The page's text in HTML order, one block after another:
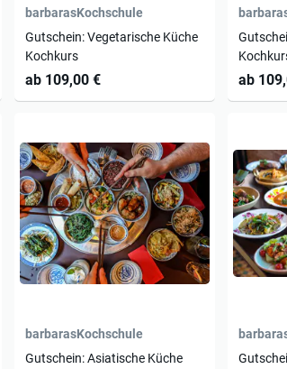
barbarasKochschule
Gutschein: Vegetarische Küche
Kochkurs
ab 109,00 € ab
barbarasKochschule
Gutschein: Asiatische Küche